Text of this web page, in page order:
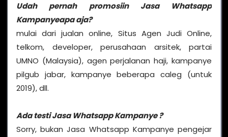
Udah pernah promosiin Jasa Whatsapp
Kampanyeapa aja?
mulai dari jualan online, Situs Agen Judi Online,
telkom, developer, perusahaan arsitek, partai
UMNO (Malaysia), agen perjalanan haji, kampanye
pilgub jabar, kampanye beberapa caleg (untuk
2019), dll.
Ada testi Jasa Whatsapp Kampanye ?
Sorry, bukan Jasa Whatsapp Kampanye pengejar